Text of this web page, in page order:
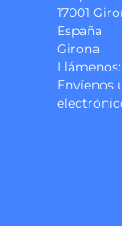
17001
España
Girona
Llámenos:
Envíenos